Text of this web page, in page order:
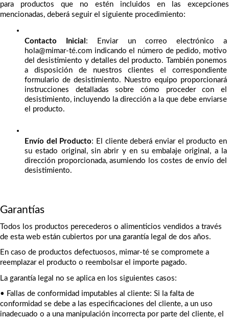
para productos que no estén incluidos en las excepciones
mencionadas, deberá seguir el siguiente procedimiento:
Contacto Inicial : Enviar un correo electrónico a
hola@mimar-té.com indicando el número de pedido, motivo
del desistimiento y detalles del producto. También ponemos
a disposición de nuestros clientes el correspondiente
formulario de desistimiento. Nuestro equipo proporcionará
instrucciones detalladas sobre cómo proceder con el
desistimiento, incluyendo la dirección a la que debe enviarse
el producto.
Envío del Producto: El cliente deberá enviar el producto en
su estado original, sin abrir y en su embalaje original, a la
dirección proporcionada, asumiendo los costes de envío del
desistimiento.
Garantías
Todos los productos perecederos o alimenticios vendidos a través
de esta web están cubiertos por una garantía legal de dos años.
En caso de productos defectuosos, mimar-té se compromete a
reemplazar el producto o reembolsar el importe pagado.
La garantía legal no se aplica en los siguientes casos:
• Fallas de conformidad imputables al cliente: Si la falta de
conformidad se debe a las especificaciones del cliente, a un uso
inadecuado o a una manipulación incorrecta por parte del cliente, el